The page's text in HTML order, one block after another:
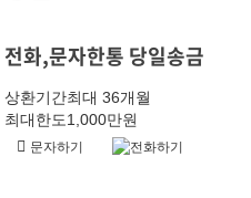
전화,문자한통 당일송금
상환기간최대 36개월
최대한도1,000만원
문자하기 전화하기